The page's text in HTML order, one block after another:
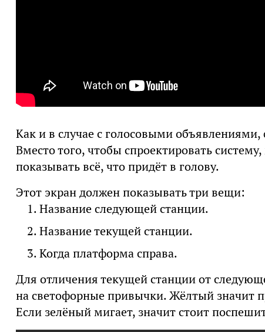
Как и в случае с голосовыми
Вместо того, чтобы спроектировать
показывать всё, что придёт в голову.
Этот экран должен показывать три вещи:
Название следующей станции.
Название текущей станции.
Когда платформа справа.
Для отличения текущей станции от
на светофорные привычки. Жёлтый значит
Если зелёный мигает, значит стоит